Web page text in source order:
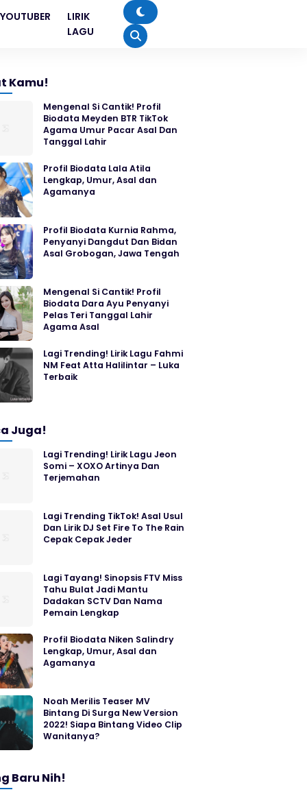
YOUTUBER
LIRIK
LAGU
Kamu!
Mengenal Si Cantik! Profil
Biodata Meyden BTR TikTok
Agama Umur Pacar Asal Dan
Tanggal Lahir
Profil Biodata Lala Atila
Lengkap, Umur, Asal dan
Agamanya
Profil Biodata Kurnia Rahma,
Penyanyi Dangdut Dan Bidan
Asal Grobogan, Jawa Tengah
Mengenal Si Cantik! Profil
Biodata Dara Ayu Penyanyi
Pelas Teri Tanggal Lahir
Agama Asal
Lagi Trending! Lirik Lagu Fahmi
NM Feat Atta Halilintar – Luka
Terbaik
Juga!
Lagi Trending! Lirik Lagu Jeon
Somi – XOXO Artinya Dan
Terjemahan
Lagi Trending TikTok! Asal Usul
Dan Lirik DJ Set Fire To The Rain
Cepak Cepak Jeder
Lagi Tayang! Sinopsis FTV Miss
Tahu Bulat Jadi Mantu
Dadakan SCTV Dan Nama
Pemain Lengkap
Profil Biodata Niken Salindry
Lengkap, Umur, Asal dan
Agamanya
Noah Merilis Teaser MV
Bintang Di Surga New Version
2022! Siapa Bintang Video Clip
Wanitanya?
Baru Nih!